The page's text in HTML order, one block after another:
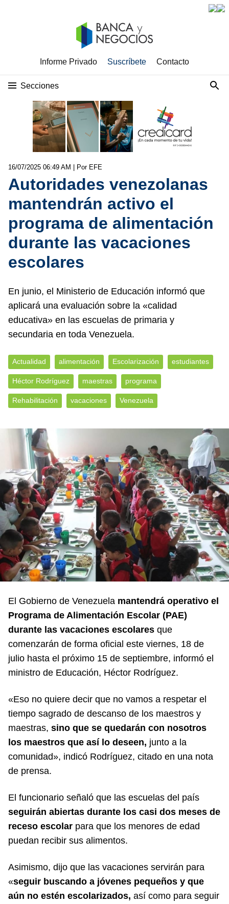
Informe Privado Suscríbete Contacto
Secciones
16/07/2025 06:49 AM | Por EFE
Autoridades venezolanas
mantendrán activo el
programa de alimentación
durante las vacaciones
escolares
En junio, el Ministerio de Educación informó que
aplicará una evaluación sobre la «calidad
educativa» en las escuelas de primaria y
secundaria en toda Venezuela.
Actualidad alimentación Escolarización estudiantes
Héctor Rodríguez maestras programa
Rehabilitación vacaciones Venezuela
El Gobierno de Venezuela mantendrá operativo el
Programa de Alimentación Escolar (PAE)
durante las vacaciones escolares que
comenzarán de forma oficial este viernes, 18 de
julio hasta el próximo 15 de septiembre, informó el
ministro de Educación, Héctor Rodríguez.
«Eso no quiere decir que no vamos a respetar el
tiempo sagrado de descanso de los maestros y
maestras, sino que se quedarán con nosotros
los maestros que así lo deseen, junto a la
comunidad», indicó Rodríguez, citado en una nota
de prensa.
El funcionario señaló que las escuelas del país
seguirán abiertas durante los casi dos meses de
receso escolar para que los menores de edad
puedan recibir sus alimentos.
Asimismo, dijo que las vacaciones servirán para
«seguir buscando a jóvenes pequeños y que
aún no estén escolarizados, así como para seguir